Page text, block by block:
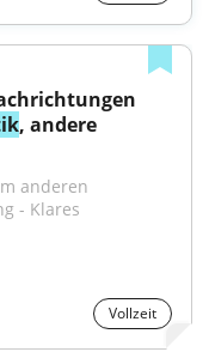
, andere
anderen
- Klares
Vollzeit